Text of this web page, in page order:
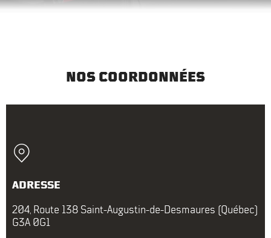
NOS COORDONNÉES
ADRESSE
204, Route 138 Saint-Augustin-de-Desmaures (Québec)
G3A 0G1